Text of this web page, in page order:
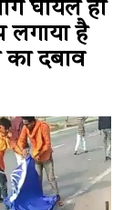
घायल हो
लगाया है
दबाव